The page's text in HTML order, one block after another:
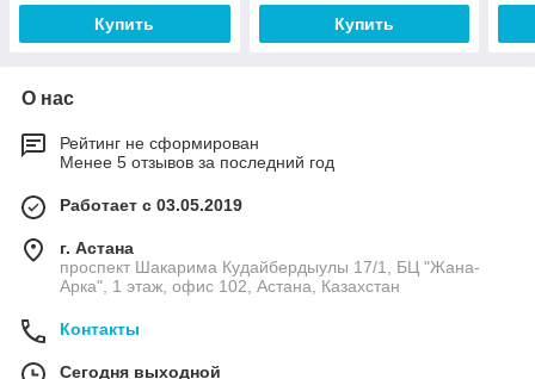
Купить Купить
О нас
Рейтинг не сформирован
Менее 5 отзывов за последний год
Работает с 03.05.2019
г. Астана
проспект Шакарима Кудайбердыулы 17/1, БЦ "Жана-
Арка", 1 этаж, офис 102, Астана, Казахстан
Контакты
Сегодня выходной